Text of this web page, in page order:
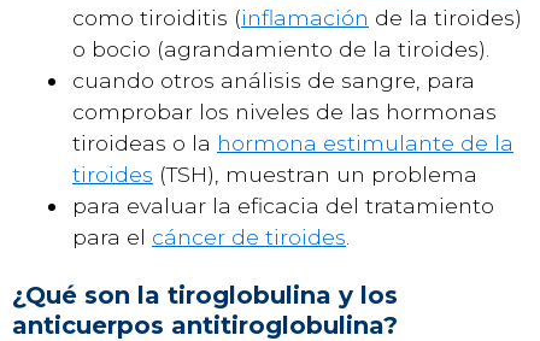
como tiroiditis (inflamación de la tiroides)
o bocio (agrandamiento de la tiroides).
cuando otros análisis de sangre, para
comprobar los niveles de las hormonas
tiroideas o la hormona estimulante de la
tiroides (TSH), muestran un problema
para evaluar la eficacia del tratamiento
para el cáncer de tiroides
¿Qué son la tiroglobulina y los
anticuerpos antitiroglobulina?